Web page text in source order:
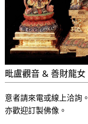
毗盧觀音 & 善財龍女
意者請來電或線上洽詢。
亦歡迎訂製佛像。